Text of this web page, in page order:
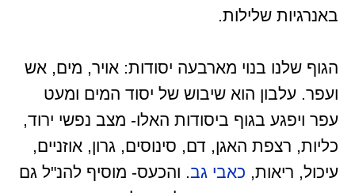
באנרגיות שלילות.
הגוף שלנו בנוי מארבעה יסודות: אויר, מים, אש
ועפר. עלבון הוא שיבוש של יסוד המים ומעט
עפר ויפגע בגוף ביסודות האלו- מצב נפשי ירוד,
כליות, רצפת האגן, דם, סינוסים, גרון, אוזניים,
עיכול, ריאות, כאבי גב. והכעס- מוסיף להנ"ל גם